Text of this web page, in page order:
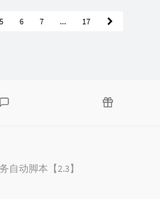
5 6 7 ... 17
论自动脚本【2.3】